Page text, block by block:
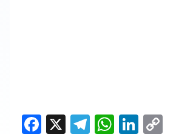
F X T W Li